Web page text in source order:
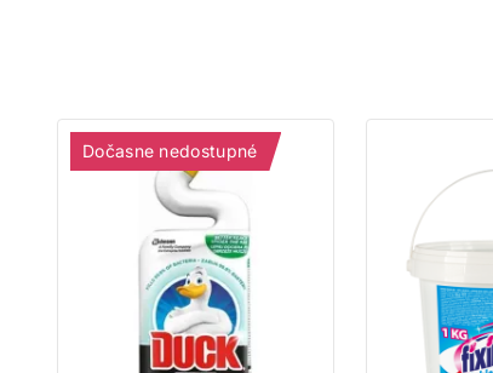
Dočasne nedostupné